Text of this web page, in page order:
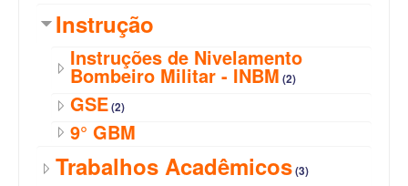
Instrução
Instruções de Nivelamento
Bombeiro Militar - INBM (2)
GSE(2)
9° GBM
Trabalhos Acadêmicos(3)